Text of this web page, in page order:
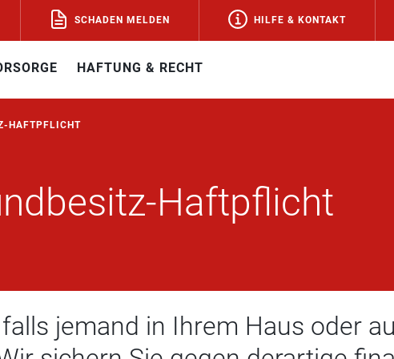
SCHADEN MELDEN HILFE & KONTAKT
HAFTUNG & RECHT
HAFTPFLICHT
Haftpflicht
jemand in Ihrem Haus oder